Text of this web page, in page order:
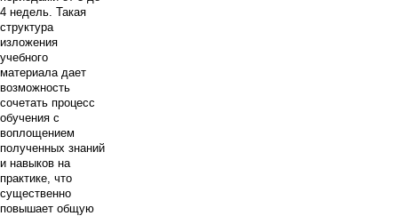
4 недель. Такая
структура
изложения
учебного
материала дает
возможность
сочетать процесс
обучения с
воплощением
полученных знаний
и навыков на
практике, что
существенно
повышает общую